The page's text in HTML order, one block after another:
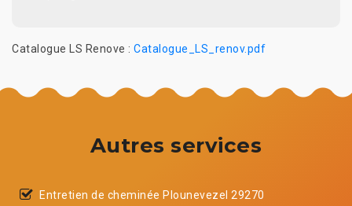
Catalogue LS Renove : Catalogue_LS_renov.pdf
Autres services
Entretien de cheminée Plounevezel 29270